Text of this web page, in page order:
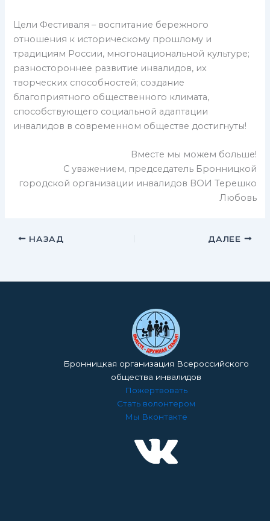
Цели Фестиваля – воспитание бережного
отношения к историческому прошлому и
традициям России, многонациональной культуре;
разностороннее развитие инвалидов, их
творческих способностей; создание
благоприятного общественного климата,
способствующего социальной адаптации
инвалидов в современном обществе достигнуты!
Вместе мы можем больше!
С уважением, председатель Бронницкой
городской организации инвалидов ВОИ Терешко
Любовь
НАЗАД ДАЛЕЕ
Бронницкая организация Всероссийского
общества инвалидов
Пожертвовать
Стать волонтером
Мы Вконтакте